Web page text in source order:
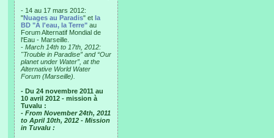
- 14 au 17 mars 2012:
"Nuages au Paradis" et la
BD "A l'eau, la Terre" au
Forum Alternatif Mondial de
l'Eau - Marseille.
- March 14th to 17th, 2012:
"Trouble in Paradise” and “Our
planet under Water”, at the
Alternative World Water
Forum (Marseille).
- Du 24 novembre 2011 au
10 avril 2012 - mission à
Tuvalu :
- From November 24th, 2011
to April 10th, 2012 - Mission
in Tuvalu :